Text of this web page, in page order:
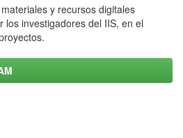
y recursos digitales
los investigadores del IIS, en el